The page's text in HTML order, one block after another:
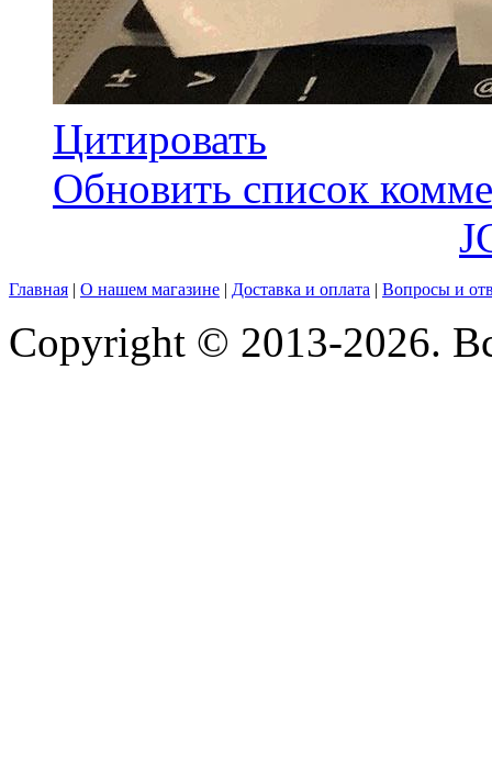
Цитировать
Обновить список
Главная | О нашем магазине | Доставка и оплата | Вопросы и
Copyright © 2013-2026.